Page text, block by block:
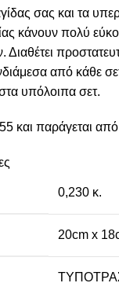
σας και τα
κάνουν πολύ
από κάθε
στα υπόλοιπα σετ.
και παράγεται
0,230 κ.
20cm x